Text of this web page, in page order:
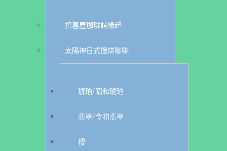
招喜屋珈琲館緣起
太陽神日式慢烘咖啡
琥珀/昭和琥珀
翡翠/令和翡翠
櫻